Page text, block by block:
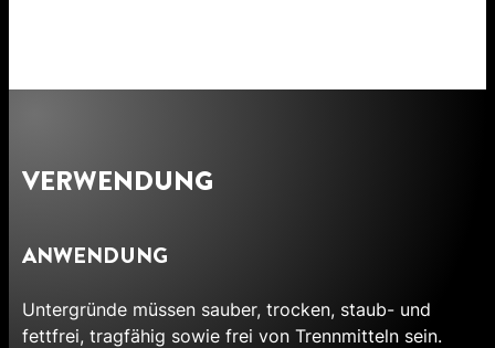
VERWENDUNG
ANWENDUNG
Untergründe müssen sauber, trocken, staub- und
fettfrei, tragfähig sowie frei von Trennmitteln sein.